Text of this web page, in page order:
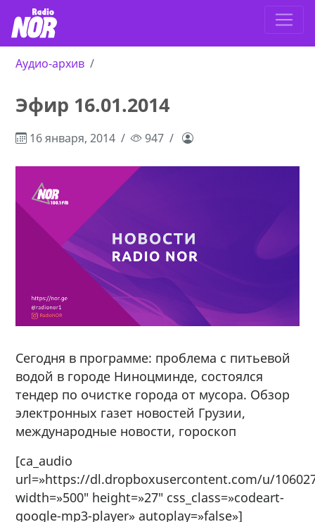
Аудио-архив
Эфир 16.01.2014
16 января, 2014 947
Сегодня в программе: проблема с питьевой
водой в городе Ниноцминде, состоялся
тендер по очистке города от мусора. Обзор
электронных газет новостей Грузии,
международные новости, гороскоп
[ca_audio
url=»https://dl.dropboxusercontent.com/u/
width=»500″ height=»27″ css_class=»codeart-
google-mp3-player» autoplay=»false»]